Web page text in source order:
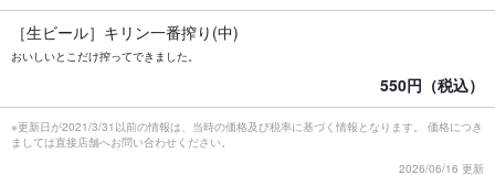
［生ビール］キリン一番搾り(中)
おいしいとこだけ搾ってできました。
550円（税込）
※更新日が2021/3/31以前の情報は、当時の価格及び税率に基づく情報となります。 価格につき
ましては直接店舗へお問い合わせください。
2026/06/16 更新